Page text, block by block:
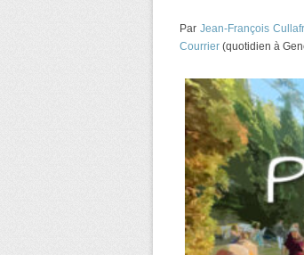
Par Jean-François
Courrier (quotidien à